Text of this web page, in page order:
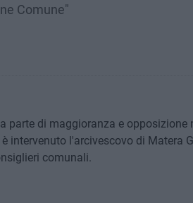
Comune"
parte di maggioranza e opposizione
intervenuto l'arcivescovo di Matera
comunali.